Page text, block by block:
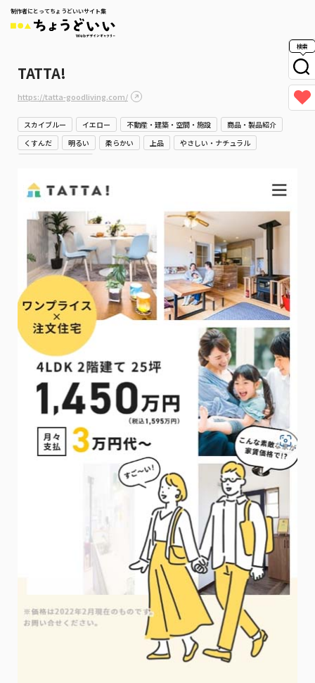
制作者にとってちょうどいいサイト集
検索
TATTA!
https://tatta-goodliving.com/
スカイブルー イエロー 不動産・建築・空間・施設
商品・製品紹介
くすんだ
明るい 柔らかい 上品
やさしい・ナチュラル